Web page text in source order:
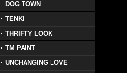
DOG TOWN
TENKI
THRIFTY LOOK
TM PAINT
UNCHANGING LOVE